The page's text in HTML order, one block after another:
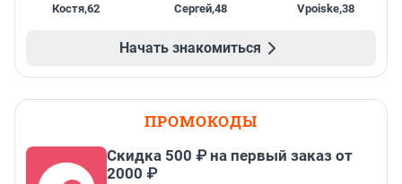
Костя,62 Сергей,48 Vpoiske,38
Начать знакомиться
ПРОМОКОДЫ
Скидка 500 ₽ на первый заказ от
2000 ₽